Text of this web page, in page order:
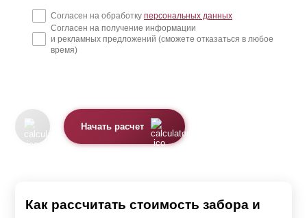
Согласен на обработку персональных данных
Согласен на получение информации
и рекламных предложений (сможете отказаться в любое
время)
Начать расчет
Как рассчитать стоимость забора и